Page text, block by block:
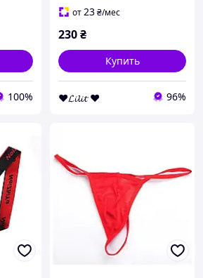
100%
от23₴/мес
230₴
Купить
❤𝓛𝓲𝓵𝓲𝓽 ❤ 96%